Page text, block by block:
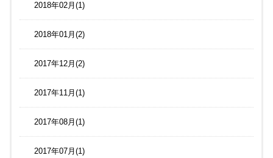
2018年02月(1)
2018年01月(2)
2017年12月(2)
2017年11月(1)
2017年08月(1)
2017年07月(1)